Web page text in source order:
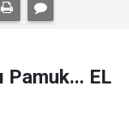
Pamuk... EL